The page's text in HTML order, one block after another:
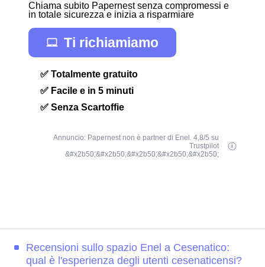
Chiama subito Papernest senza compromessi e
in totale sicurezza e inizia a risparmiare
Ti richiamiamo
✅ Totalmente gratuito
✅ Facile e in 5 minuti
✅ Senza Scartoffie
Annuncio: Papernest non è partner di Enel. 4,8/5 su
Trustpilot
&#x2b50;&#x2b50;&#x2b50;&#x2b50;&#x2b50;
Recensioni sullo spazio Enel a Cesenatico:
qual è l'esperienza degli utenti cesenaticensi?